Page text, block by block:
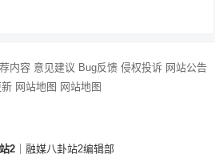
内容 意见建议 Bug反馈 侵权投诉 网站公告
网站地图 网站地图
2 ｜融媒八卦站2编辑部